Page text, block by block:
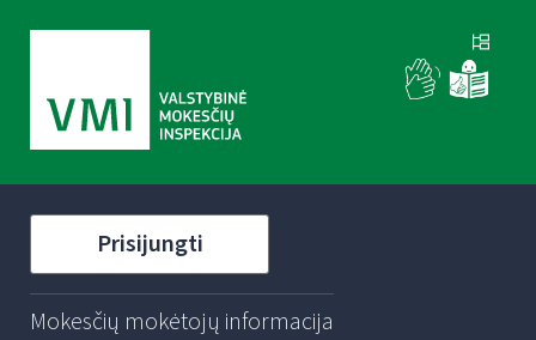
Prisijungti
Mokesčių mokėtojų informacija